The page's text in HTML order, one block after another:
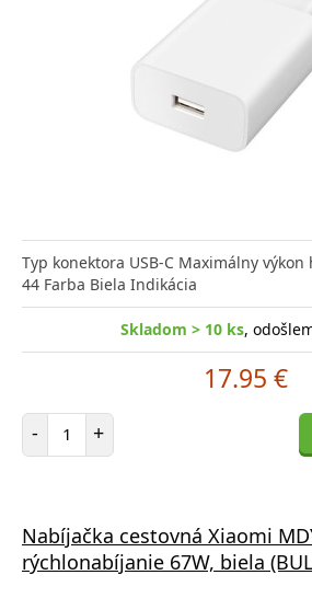
Typ konektora USB-C Maximálny
44 Farba Biela Indikácia
Skladom > 10 ks,
17.95 €
- Počet položiek
+
Nabíjačka cestovná Xiaomi
rýchlonabíjanie 67W, biela